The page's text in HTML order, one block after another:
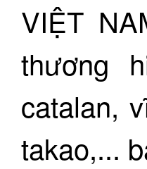
VIỆT
thương
catalan,
takao,...